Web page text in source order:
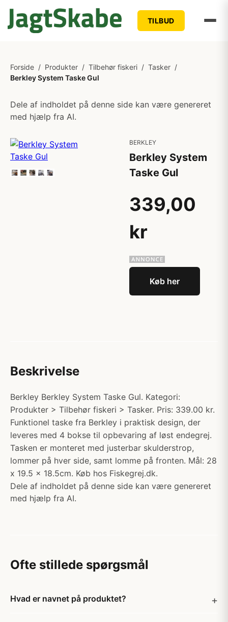
TILBUD
Forside / Produkter / Tilbehør fiskeri / Tasker /
Berkley System Taske Gul
Dele af indholdet på denne side kan være genereret
med hjælp fra AI.
BERKLEY
Berkley System
Taske Gul
339,00
kr
Køb her
Beskrivelse
Berkley Berkley System Taske Gul. Kategori:
Produkter > Tilbehør fiskeri > Tasker. Pris: 339.00 kr.
Funktionel taske fra Berkley i praktisk design, der
leveres med 4 bokse til opbevaring af løst endegrej.
Tasken er monteret med justerbar skulderstrop,
lommer på hver side, samt lomme på fronten. Mål: 28
x 19.5 x 18.5cm. Køb hos Fiskegrej.dk.
Dele af indholdet på denne side kan være genereret
med hjælp fra AI.
Ofte stillede spørgsmål
Hvad er navnet på produktet?